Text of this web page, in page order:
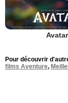
Avatar
Pour découvrir
films Aventure,